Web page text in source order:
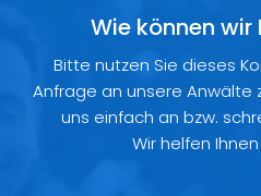
Wie können wir
Bitte nutzen Sie dieses
Anfrage an unsere Anwälte
uns einfach an bzw.
Wir helfen